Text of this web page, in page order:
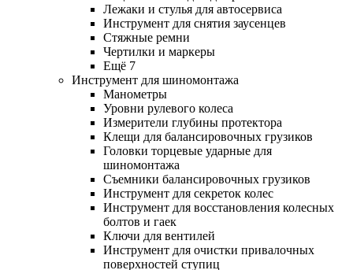
Лежаки и стулья для автосервиса
Инструмент для снятия заусенцев
Стяжные ремни
Чертилки и маркеры
Ещё 7
Инструмент для шиномонтажа
Манометры
Уровни рулевого колеса
Измерители глубины протектора
Клещи для балансировочных грузиков
Головки торцевые ударные для
шиномонтажа
Съемники балансировочных грузиков
Инструмент для секреток колес
Инструмент для восстановления колесных
болтов и гаек
Ключи для вентилей
Инструмент для очистки привалочных
поверхностей ступиц